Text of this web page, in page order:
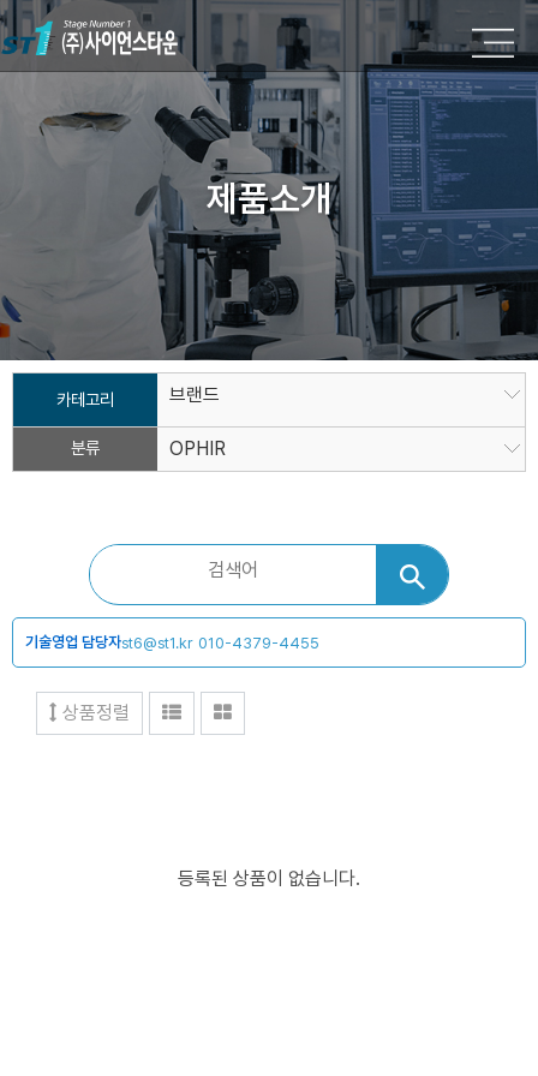
제품소개
카테고리 브랜드
분류 OPHIR
기술영업 담당자st6@st1.kr 010-4379-4455
상품정렬
등록된 상품이 없습니다.